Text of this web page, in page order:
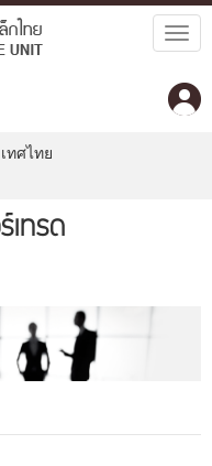
ทศไทย
เทรด